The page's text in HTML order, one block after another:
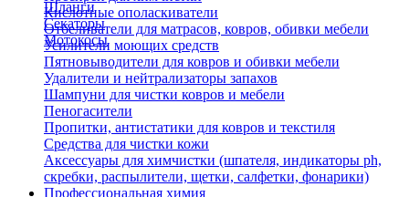
Шланги
Секаторы
Мотокосы
Кислотные ополаскиватели
Отбеливатели для матрасов, ковров, обивки мебели
Усилители моющих средств
Пятновыводители для ковров и обивки мебели
Удалители и нейтрализаторы запахов
Шампуни для чистки ковров и мебели
Пеногасители
Пропитки, антистатики для ковров и текстиля
Средства для чистки кожи
Аксессуары для химчистки (шпателя, индикаторы ph,
скребки, распылители, щетки, салфетки, фонарики)
Профессиональная химия